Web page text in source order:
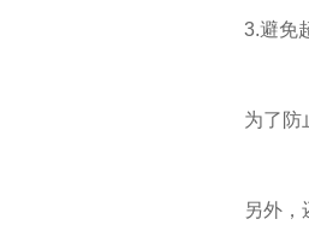
3.避免超
为了防止
另外，还